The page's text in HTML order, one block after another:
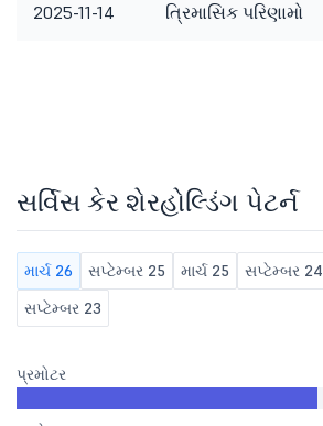
2025-11-14 ત્રિમાસિક પરિણામો
સર્વિસ કેર શેરહોલ્ડિંગ પેટર્ન
માર્ચ 26 સપ્ટેમ્બર 25 માર્ચ 25 સપ્ટેમ્બર 24
સપ્ટેમ્બર 23
પ્રમોટર